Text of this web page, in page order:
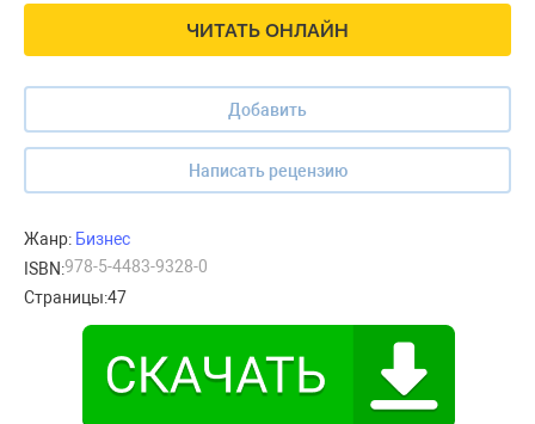
ЧИТАТЬ ОНЛАЙН
Добавить
Написать рецензию
Жанр: Бизнес
ISBN:978-5-4483-9328-0
Страницы:47